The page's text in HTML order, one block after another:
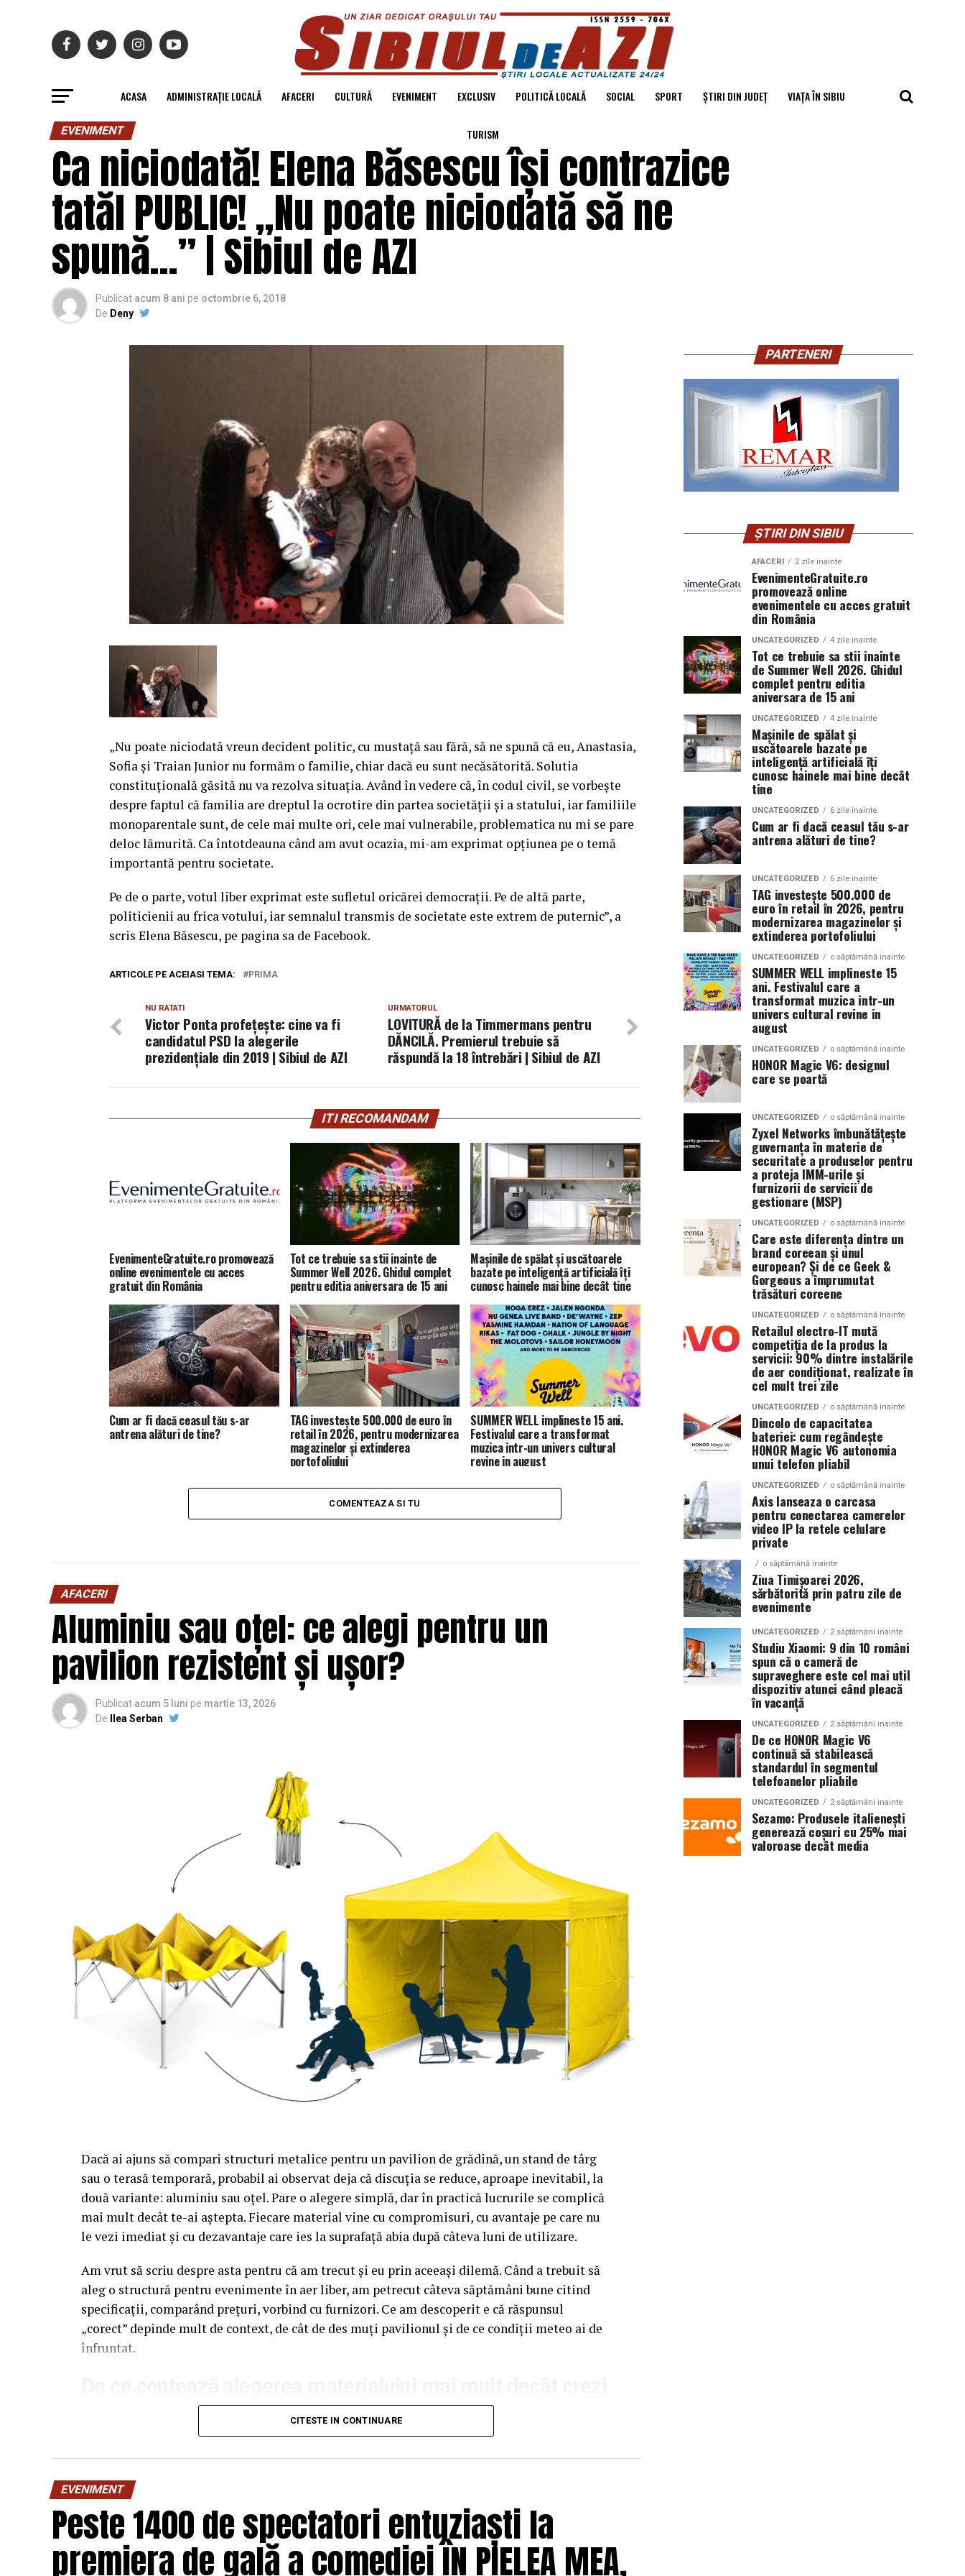
ACASA ADMINISTRAȚIE LOCALĂ AFACERI CULTURĂ EVENIMENT EXCLUSIV POLITICĂ LOCALĂ SOCIAL SPORT ȘTIRI DIN JUDEȚ VIAȚA ÎN SIBIU
TURISM
EVENIMENT
Ca niciodată! Elena Băsescu își contrazice
tatăl PUBLIC! „Nu poate niciodată să ne
spună…” | Sibiul de AZI
Publicat acum 8 ani pe octombrie 6, 2018
De Deny
„Nu poate niciodată vreun decident politic, cu mustaţă sau fără, să ne spună că eu, Anastasia,
Sofia şi Traian Junior nu formăm o familie, chiar dacă eu sunt necăsătorită. Solutia
constituţională găsită nu va rezolva situaţia. Având în vedere că, în codul civil, se vorbeşte
despre faptul că familia are dreptul la ocrotire din partea societăţii şi a statului, iar familiile
monoparentale sunt, de cele mai multe ori, cele mai vulnerabile, problematica nu mi se pare
deloc lămurită. Ca întotdeauna când am avut ocazia, mi-am exprimat opţiunea pe o temă
importantă pentru societate.
Pe de o parte, votul liber exprimat este sufletul oricărei democraţii. Pe de altă parte,
politicienii au frica votului, iar semnalul transmis de societate este extrem de puternic”, a
scris Elena Băsescu, pe pagina sa de Facebook.
ARTICOLE PE ACEIASI TEMA: PRIMA
URMATORUL
LOVITURĂ de la Timmermans pentru
DĂNCILĂ. Premierul trebuie să
răspundă la 18 întrebări | Sibiul de AZI
NU RATATI
Victor Ponta profețește: cine va fi
candidatul PSD la alegerile
prezidențiale din 2019 | Sibiul de AZI
ITI RECOMANDAM
EvenimenteGratuite.ro promovează
online evenimentele cu acces
gratuit din România
Tot ce trebuie sa stii inainte de
Summer Well 2026. Ghidul complet
pentru editia aniversara de 15 ani
Mașinile de spălat și uscătoarele
bazate pe inteligență artificială îți
cunosc hainele mai bine decât tine
Cum ar fi dacă ceasul tău s-ar
antrena alături de tine?
TAG investește 500.000 de euro în
retail în 2026, pentru modernizarea
magazinelor și extinderea
portofoliului
SUMMER WELL implineste 15 ani.
Festivalul care a transformat
muzica intr-un univers cultural
revine in august
COMENTEAZA SI TU
AFACERI
Aluminiu sau oțel: ce alegi pentru un
pavilion rezistent și ușor?
Publicat acum 5 luni pe martie 13, 2026
De
Ilea Serban
Dacă ai ajuns să compari structuri metalice pentru un pavilion de grădină, un stand de târg
sau o terasă temporară, probabil ai observat deja că discuția se reduce, aproape inevitabil, la
două variante: aluminiu sau oțel. Pare o alegere simplă, dar în practică lucrurile se complică
mai mult decât te-ai aștepta. Fiecare material vine cu compromisuri, cu avantaje pe care nu
le vezi imediat și cu dezavantaje care ies la suprafață abia după câteva luni de utilizare.
Am vrut să scriu despre asta pentru că am trecut și eu prin aceeași dilemă. Când a trebuit să
aleg o structură pentru evenimente în aer liber, am petrecut câteva săptămâni bune citind
specificații, comparând prețuri, vorbind cu furnizori. Ce am descoperit e că răspunsul
„corect” depinde mult de context, de cât de des muți pavilionul și de ce condiții meteo ai de
înfruntat.
Multe persoane tratează cadrul metalic al unui pavilion ca pe un detaliu secundar. Atenția
merge, de obicei, spre dimensiuni, spre aspectul acoperișului sau spre preț. Materialul din
care e făcută structura rămâne undeva pe fundal, ca un lucru „tehnic” care nu pare să facă o
Cadrul este, practic, scheletul întregii construcții. Tot ce ține de stabilitate, durabilitate,
greutate, ușurință în transport și montaj depinde direct de metalul folosit. Un pavilion cu
structură slabă într-o zi cu vânt moderat devine un pericol real, nu doar o neplăcere.
CITESTE IN CONTINUARE
EVENIMENT
Peste 1400 de spectatori entuziaști la
premiera de gală a comediei ÎN PIELEA MEA,
PARTENERI
ȘTIRI DIN SIBIU
AFACERI 2 zile inainte
EvenimenteGratuite.ro
promovează online
evenimentele cu acces gratuit
din România
UNCATEGORIZED 4 zile inainte
Tot ce trebuie sa stii inainte
de Summer Well 2026. Ghidul
complet pentru editia
aniversara de 15 ani
UNCATEGORIZED 4 zile inainte
Mașinile de spălat și
uscătoarele bazate pe
inteligență artificială îți
cunosc hainele mai bine decât
tine
UNCATEGORIZED 6 zile inainte
Cum ar fi dacă ceasul tău s-ar
antrena alături de tine?
UNCATEGORIZED 6 zile inainte
TAG investește 500.000 de
euro în retail în 2026, pentru
modernizarea magazinelor și
extinderea portofoliului
UNCATEGORIZED o săptămână inainte
SUMMER WELL implineste 15
ani. Festivalul care a
transformat muzica intr-un
univers cultural revine in
august
UNCATEGORIZED o săptămână inainte
HONOR Magic V6: designul
care se poartă
UNCATEGORIZED o săptămână inainte
Zyxel Networks îmbunătățește
guvernanța în materie de
securitate a produselor pentru
a proteja IMM-urile și
furnizorii de servicii de
gestionare (MSP)
UNCATEGORIZED o săptămână inainte
Care este diferența dintre un
brand coreean și unul
european? Și de ce Geek &
Gorgeous a împrumutat
trăsături coreene
UNCATEGORIZED o săptămână inainte
Retailul electro-IT mută
competiția de la produs la
servicii: 90% dintre instalările
de aer condiționat, realizate în
cel mult trei zile
UNCATEGORIZED o săptămână inainte
Dincolo de capacitatea
bateriei: cum regândește
HONOR Magic V6 autonomia
unui telefon pliabil
UNCATEGORIZED o săptămână inainte
Axis lanseaza o carcasa
pentru conectarea camerelor
video IP la retele celulare
private
o săptămână inainte
Ziua Timișoarei 2026,
sărbătorită prin patru zile de
evenimente
UNCATEGORIZED 2 săptămâni inainte
Studiu Xiaomi: 9 din 10 români
spun că o cameră de
supraveghere este cel mai util
dispozitiv atunci când pleacă
în vacanță
UNCATEGORIZED 2 săptămâni inainte
De ce HONOR Magic V6
continuă să stabilească
standardul în segmentul
telefoanelor pliabile
UNCATEGORIZED 2 săptămâni inainte
Sezamo: Produsele italienești
generează coșuri cu 25% mai
valoroase decât media